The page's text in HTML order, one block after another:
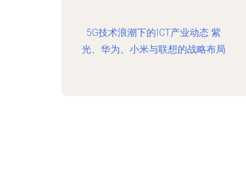
5G技术浪潮下的ICT产业动态 紫
光、华为、小米与联想的战略布局